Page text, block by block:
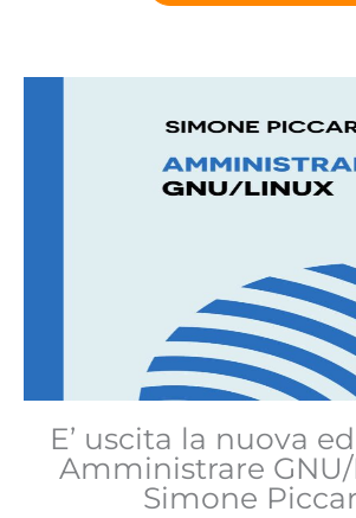
E’ uscita la nuova
Amministrare
Simone